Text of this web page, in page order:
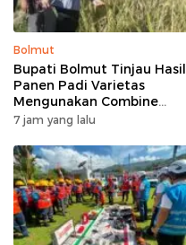
Bolmut
Bupati Bolmut Tinjau Hasil
Panen Padi Varietas
Mengunakan Combine
Harvester
7 jam yang lalu